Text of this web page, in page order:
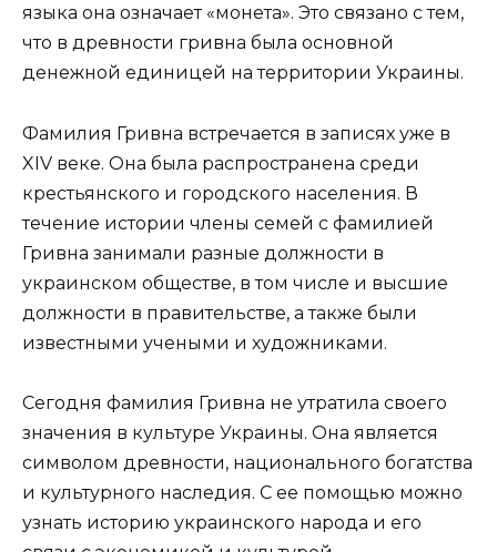
языка она означает «монета». Это связано с тем,
что в древности гривна была основной
денежной единицей на территории Украины.
Фамилия Гривна встречается в записях уже в
XIV веке. Она была распространена среди
крестьянского и городского населения. В
течение истории члены семей с фамилией
Гривна занимали разные должности в
украинском обществе, в том числе и высшие
должности в правительстве, а также были
известными учеными и художниками.
Сегодня фамилия Гривна не утратила своего
значения в культуре Украины. Она является
символом древности, национального богатства
и культурного наследия. С ее помощью можно
узнать историю украинского народа и его